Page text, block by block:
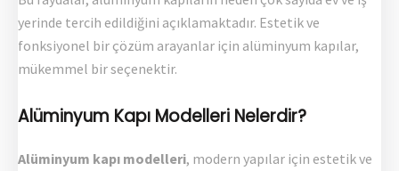
yerinde tercih edildiğini açıklamaktadır. Estetik ve
fonksiyonel bir çözüm arayanlar için alüminyum kapılar,
mükemmel bir seçenektir.
Alüminyum Kapı Modelleri Nelerdir?
Alüminyum kapı modelleri, modern yapılar için estetik ve